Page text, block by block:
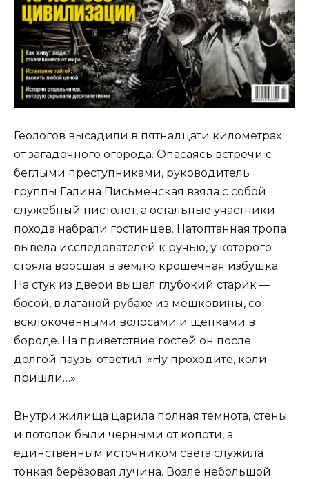
Геологов высадили в пятнадцати километрах
от загадочного огорода. Опасаясь встречи с
беглыми преступниками, руководитель
группы Галина Письменская взяла с собой
служебный пистолет, а остальные участники
похода набрали гостинцев. Натоптанная тропа
вывела исследователей к ручью, у которого
стояла вросшая в землю крошечная избушка.
На стук из двери вышел глубокий старик —
босой, в латаной рубахе из мешковины, со
всклокоченными волосами и щепками в
бороде. На приветствие гостей он после
долгой паузы ответил: «Ну проходите, коли
пришли…».
Внутри жилища царила полная темнота, стены
и потолок были черными от копоти, а
единственным источником света служила
тонкая берёзовая лучина. Возле небольшой